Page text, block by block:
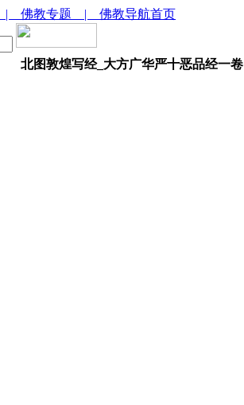
| 佛教专题 | 佛教导航首页
北图敦煌写经_大方广华严十恶品经一卷